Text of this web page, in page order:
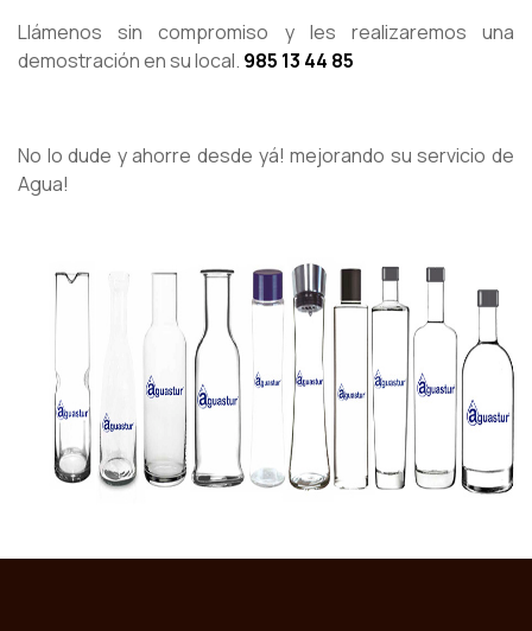
Llámenos sin compromiso y les realizaremos una
demostración en su local. 985 13 44 85
No lo dude y ahorre desde yá! mejorando su servicio de
Agua!